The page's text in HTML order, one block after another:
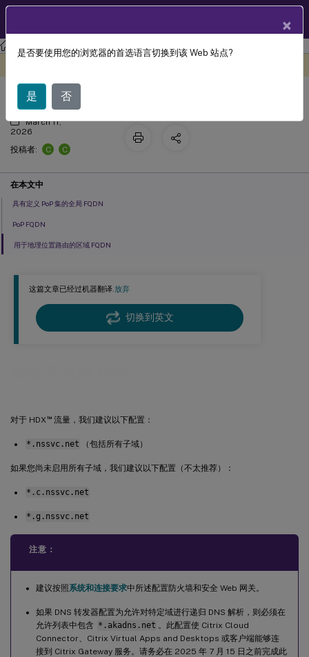
Citrix Gateway 服务
这篇文章已经过机器翻译.放弃
切换到英文
对于 HDX ™流量，我们建议以下配置：
*.nssvc.net （包括所有子域）
如果您尚未启用所有子域，我们建议以下配置（不太推荐）：
*.c.nssvc.net
*.g.nssvc.net
注意：
建议按照系统和连接要求中所述配置防火墙和安全 Web 网关。
如果 DNS 转发器配置为允许对特定域进行递归 DNS 解析，则必须在
允许列表中包含 *.akadns.net 。此配置使 Citrix Cloud
Connector、Citrix Virtual Apps and Desktops 或客户端能够连
接到 Citrix Gateway 服务。请务必在 2025 年 7 月 15 日之前完成此
商业区域的 PoP
March 11,
2026
投稿者:
C C
在本文中
具有定义 PoP 集的全局 FQDN
PoP FQDN
用于地理位置路由的区域 FQDN
×
是否要使用您的浏览器的首选语言切换到该 Web 站点?
是 否